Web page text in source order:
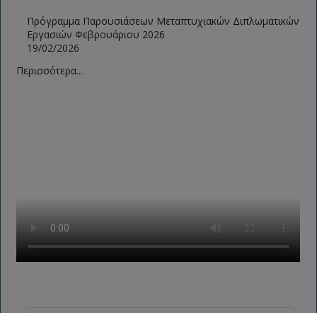
Πρόγραμμα Παρουσιάσεων Μεταπτυχιακών Διπλωματικών
Εργασιών Φεβρουάριου 2026
19/02/2026
Περισσότερα...